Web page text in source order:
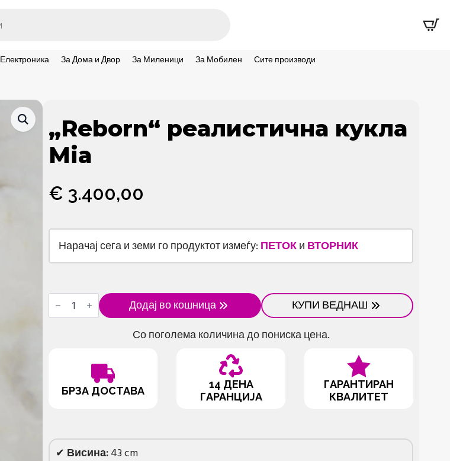
Електроника За Дома и Двор За Миленици За Мобилен Сите производи
„Reborn“ реалистична кукла
Mia
€ 3.400,00
Нарачај сега и земи го продуктот измеѓу: ПЕТОК и ВТОРНИК
„Reborn“
реалистична
кукла
Додај во кошница
КУПИ ВЕДНАШ
Со поголема количина до пониска цена.
БРЗА ДОСТАВА
14 ДЕНА
ГАРАНЦИЈА
ГАРАНТИРАН
КВАЛИТЕТ
✔ Висина: 43 cm